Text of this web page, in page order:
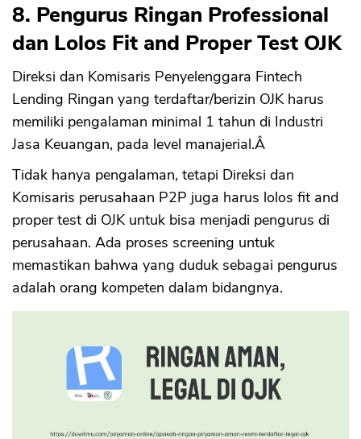
8. Pengurus Ringan Professional
dan Lolos Fit and Proper Test OJK
Direksi dan Komisaris Penyelenggara Fintech
Lending Ringan yang terdaftar/berizin OJK harus
memiliki pengalaman minimal 1 tahun di Industri
Jasa Keuangan, pada level manajerial.Â
Tidak hanya pengalaman, tetapi Direksi dan
Komisaris perusahaan P2P juga harus lolos fit and
proper test di OJK untuk bisa menjadi pengurus di
perusahaan. Ada proses screening untuk
memastikan bahwa yang duduk sebagai pengurus
adalah orang kompeten dalam bidangnya.